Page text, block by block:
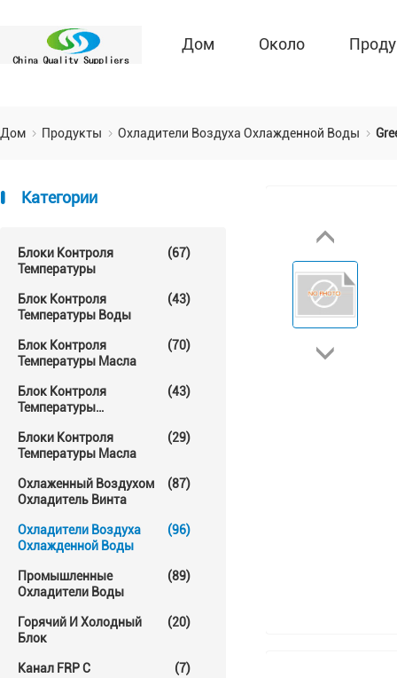
Дом Около
Дом Продукты Охладители Воздуха Охлажденной Воды
Категории
Блоки Контроля
Температуры
(67)
Блок Контроля
Температуры Воды
(43)
Блок Контроля
Температуры Масла
(70)
Блок Контроля
Температуры
(43)
Блоки Контроля
Температуры Масла
(29)
Охлаженный Воздухом
Охладитель Винта
(87)
Охладители Воздуха
Охлажденной Воды
(96)
Промышленные
Охладители Воды
(89)
Горячий И Холодный
Блок
(20)
Канал FRP C (7)